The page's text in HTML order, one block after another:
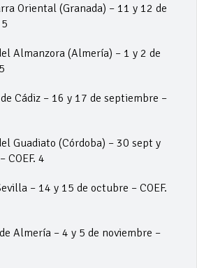
Oriental (Granada) – 11 y 12 de
Almanzora (Almería) – 1 y 2 de
Cádiz – 16 y 17 de septiembre –
Guadiato (Córdoba) – 30 sept y
COEF. 4
– 14 y 15 de octubre – COEF.
Almería – 4 y 5 de noviembre –